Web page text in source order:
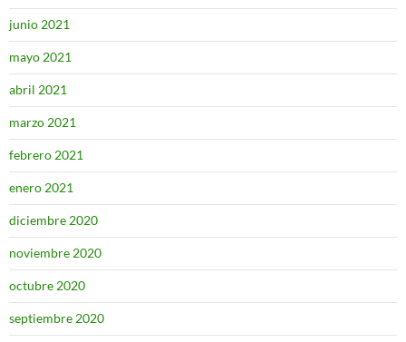
junio 2021
mayo 2021
abril 2021
marzo 2021
febrero 2021
enero 2021
diciembre 2020
noviembre 2020
octubre 2020
septiembre 2020